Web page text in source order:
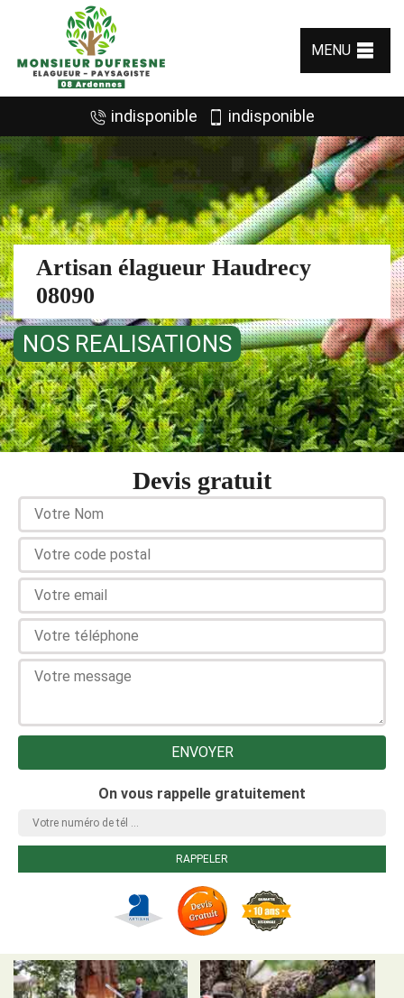
MENU
indisponible indisponible
Artisan élagueur Haudrecy
08090
NOS REALISATIONS
Devis gratuit
On vous rappelle gratuitement